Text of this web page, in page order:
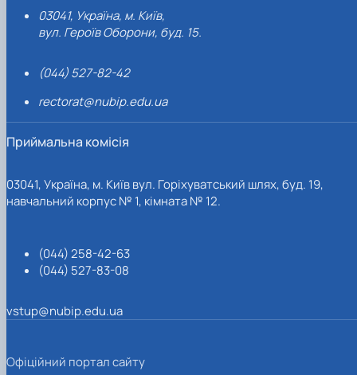
03041, Україна, м. Київ,
вул. Героїв Оборони, буд. 15.
(044) 527-82-42
rectorat@nubip.edu.ua
Приймальна комісія
03041, Україна, м. Київ вул. Горіхуватський шлях, буд. 19,
навчальний корпус № 1, кімната № 12.
(044) 258-42-63
(044) 527-83-08
vstup@nubip.edu.ua
Офіційний портал сайту